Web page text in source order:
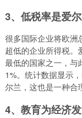
3、低税率是爱
很多国际企业将欧洲
超低的企业所得税。
最低的国家之一，与
1%。统计数据显示
尔兰，这也是一种合
4、教育为经济